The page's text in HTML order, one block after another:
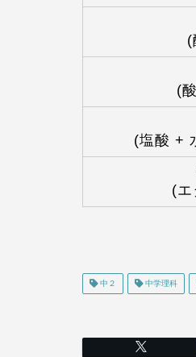
(
(
(塩酸 +
(
中２ 中学理科